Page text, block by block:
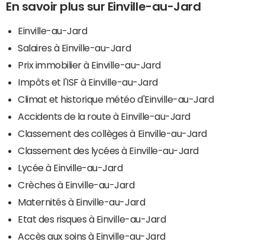
En savoir plus sur Einville-au-Jard
Einville-au-Jard
Salaires à Einville-au-Jard
Prix immobilier à Einville-au-Jard
Impôts et l'ISF à Einville-au-Jard
Climat et historique météo d'Einville-au-Jard
Accidents de la route à Einville-au-Jard
Classement des collèges à Einville-au-Jard
Classement des lycées à Einville-au-Jard
Lycée à Einville-au-Jard
Crèches à Einville-au-Jard
Maternités à Einville-au-Jard
Etat des risques à Einville-au-Jard
Accès aux soins à Einville-au-Jard